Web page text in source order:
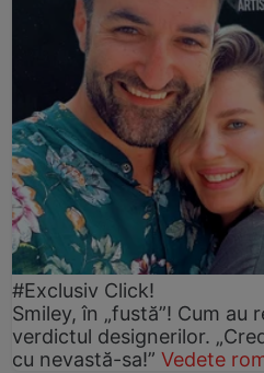
#Exclusiv Click!
Smiley, în „fustă”! Cum
verdictul designerilor.
cu nevastă-sa!” Vedete